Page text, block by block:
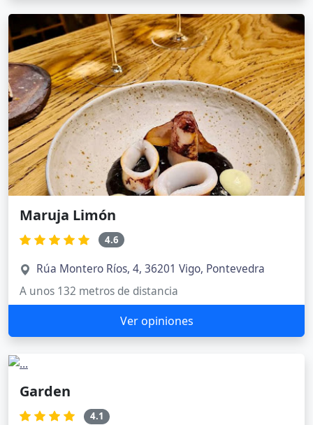
Maruja Limón
4.6
Rúa Montero Ríos, 4, 36201 Vigo, Pontevedra
A unos 132 metros de distancia
Ver opiniones
Garden
4.1